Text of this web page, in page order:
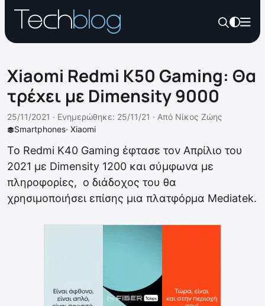
Xiaomi Redmi K50 Gaming: Θα
τρέχει με Dimensity 9000
Smartphones· Xiaomi
25/11/2021 · Ενημερώθηκε: 25/11/21 · Από Νίκος Ζώης
Το Redmi K40 Gaming έφτασε τον Απρίλιο του
2021 με Dimensity 1200 και σύμφωνα με
πληροφορίες, ο διάδοχος του θα
χρησιμοποιήσει επίσης μια πλατφόρμα Mediatek.